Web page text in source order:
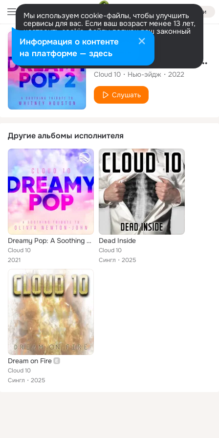
Войти
Мы используем cookie-файлы, чтобы улучшить
сервисы для вас. Если ваш возраст менее 13 лет,
настроить cookie-файлы должен ваш законный
представитель. Больше информации
Разрешить все Настроить
Альбом
Dreamy Pop 2: A Soothing Tribute To Whitney Houston
Cloud 10 Нью-эйдж 2022
Слушать
Другие альбомы исполнителя
Dreamy Pop: A Soothing Tribute to Olivia Newton-John
Cloud 10
2021
Dead Inside
Cloud 10
Сингл
2025
Dream on Fire
Cloud 10
Сингл
2025
Информация о контенте
на платформе — здесь